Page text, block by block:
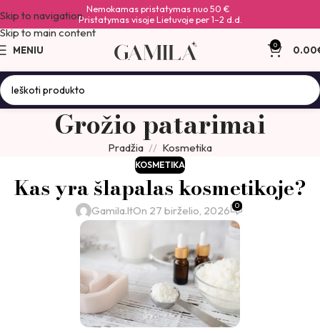
Skip to navigation
Skip to main content
Nemokamas pristatymas nuo 50 €
Pristatymas visoje Lietuvoje per 1–2 d.d.
MENIU 0 0.00
Grožio patarimai
Pradžia Kosmetika
KOSMETIKA
Kas yra šlapalas kosmetikoje?
Gamila.ltOn 27 birželio, 2026 0